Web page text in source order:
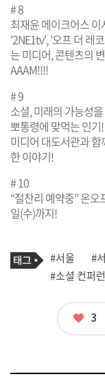
# 8
최재윤 메이크어스
'2NE1tv', '오프 더 레
는 미디어, 콘텐츠의
AAAM!!!!
# 9
소셜, 미래의 가능성
뽀통령에 맞먹는 인기
미디어 대도서관과
한 이야기!
# 10
“절찬리 예약중” 온오
일(수)까지!
기
사
관
련
태
그
#서울 #
#소셜 컨퍼
좋
3